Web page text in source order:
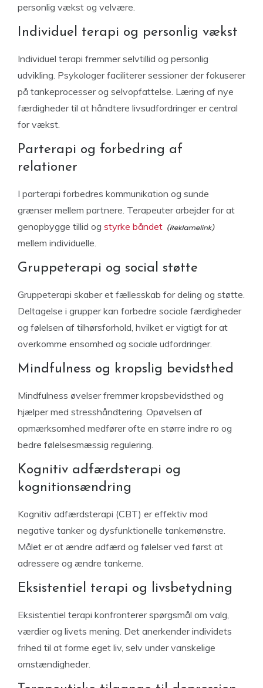
personlig vækst og velvære.
Individuel terapi og personlig vækst
Individuel terapi fremmer selvtillid og personlig
udvikling. Psykologer faciliterer sessioner der fokuserer
på tankeprocesser og selvopfattelse. Læring af nye
færdigheder til at håndtere livsudfordringer er central
for vækst.
Parterapi og forbedring af
relationer
I parterapi forbedres kommunikation og sunde
grænser mellem partnere. Terapeuter arbejder for at
genopbygge tillid og styrke båndet
mellem individuelle.
Gruppeterapi og social støtte
Gruppeterapi skaber et fællesskab for deling og støtte.
Deltagelse i grupper kan forbedre sociale færdigheder
og følelsen af tilhørsforhold, hvilket er vigtigt for at
overkomme ensomhed og sociale udfordringer.
Mindfulness og kropslig bevidsthed
Mindfulness øvelser fremmer kropsbevidsthed og
hjælper med stresshåndtering. Opøvelsen af
opmærksomhed medfører ofte en større indre ro og
bedre følelsesmæssig regulering.
Kognitiv adfærdsterapi og
kognitionsændring
Kognitiv adfærdsterapi (CBT) er effektiv mod
negative tanker og dysfunktionelle tankemønstre.
Målet er at ændre adfærd og følelser ved først at
adressere og ændre tankerne.
Eksistentiel terapi og livsbetydning
Eksistentiel terapi konfronterer spørgsmål om valg,
værdier og livets mening. Det anerkender individets
frihed til at forme eget liv, selv under vanskelige
omstændigheder.